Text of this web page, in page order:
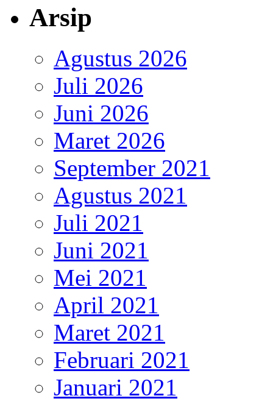
Arsip
Agustus 2026
Juli 2026
Juni 2026
Maret 2026
September 2021
Agustus 2021
Juli 2021
Juni 2021
Mei 2021
April 2021
Maret 2021
Februari 2021
Januari 2021